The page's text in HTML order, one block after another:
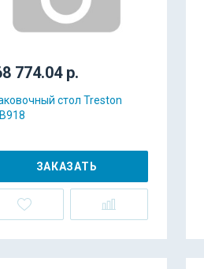
774.04 р.
стол Treston
ЗАКАЗАТЬ